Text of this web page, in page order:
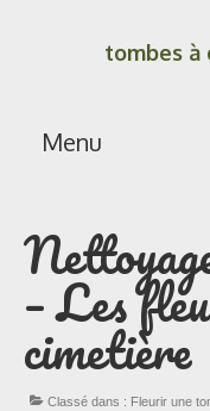
tombes à
Menu
Les prestations
Les formules
– Les
cimetière
Classé dans : Fleurir une